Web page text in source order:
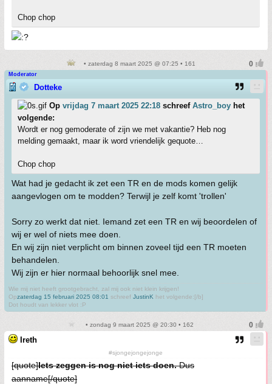
Chop chop
• zaterdag 8 maart 2025 @ 07:25 • 161
Moderator
Dotteke
Op vrijdag 7 maart 2025 22:18 schreef Astro_boy het
volgende:
Wordt er nog gemoderate of zijn we met vakantie? Heb nog
melding gemaakt, maar ik word vriendelijk gequote…
Chop chop
Wat had je gedacht ik zet een TR en de mods komen gelijk
aangevlogen om te modden? Terwijl je zelf komt 'trollen'
Sorry zo werkt dat niet. Iemand zet een TR en wij beoordelen of
wij er wel of niets mee doen.
En wij zijn niet verplicht om binnen zoveel tijd een TR moeten
behandelen.
Wij zijn er hier normaal behoorlijk snel mee.
Wie mij niet heeft grootgebracht, zal mij ook niet klein krijgen!
Opzaterdag 15 februari 2025 08:01 schreef JustinK het volgende:[/b]
Dot houdt van lekker vlot :P
• zondag 9 maart 2025 @ 20:30 • 162
Ireth
#sjongejongejonge
[quote]Iets zeggen is nog niet iets doen.Dus
aanname[/quote]